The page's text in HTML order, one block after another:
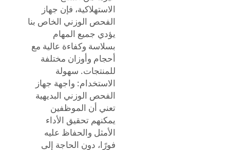
الاستهلاكية، فإن جهاز
الفحص الوزني الخاص بنا
يؤدي جميع المهام
بسلاسة وكفاءة عالية مع
أحجام وأوزان مختلفة
للمنتجات. سهولة
الاستخدام: واجهة جهاز
الفحص الوزني البديهية
تعني أن الموظفين
يمكنهم تحقيق الأداء
الأمثل والحفاظ عليه
فورًا، دون الحاجة إلى